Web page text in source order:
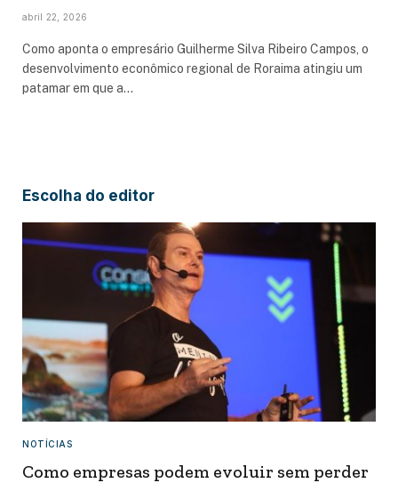
abril 22, 2026
Como aponta o empresário Guilherme Silva Ribeiro Campos, o
desenvolvimento econômico regional de Roraima atingiu um
patamar em que a…
Escolha do editor
NOTÍCIAS
Como empresas podem evoluir sem perder